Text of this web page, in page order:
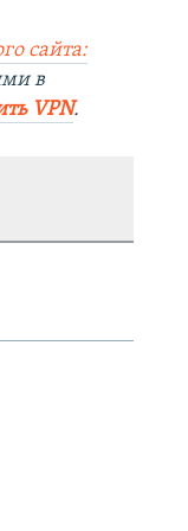
сайта:
в
VPN.